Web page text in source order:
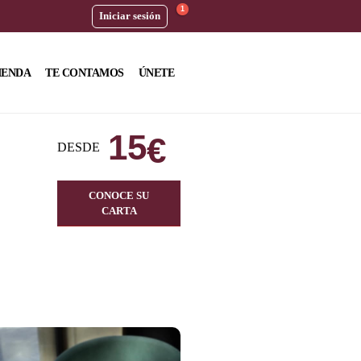
Iniciar sesión
1
TE CONTAMOS ÚNETE
DESDE 15€
CONOCE SU
CARTA